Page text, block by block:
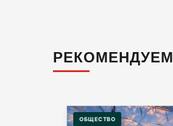
РЕКОМЕНДУЕМ
ОБЩЕСТВО